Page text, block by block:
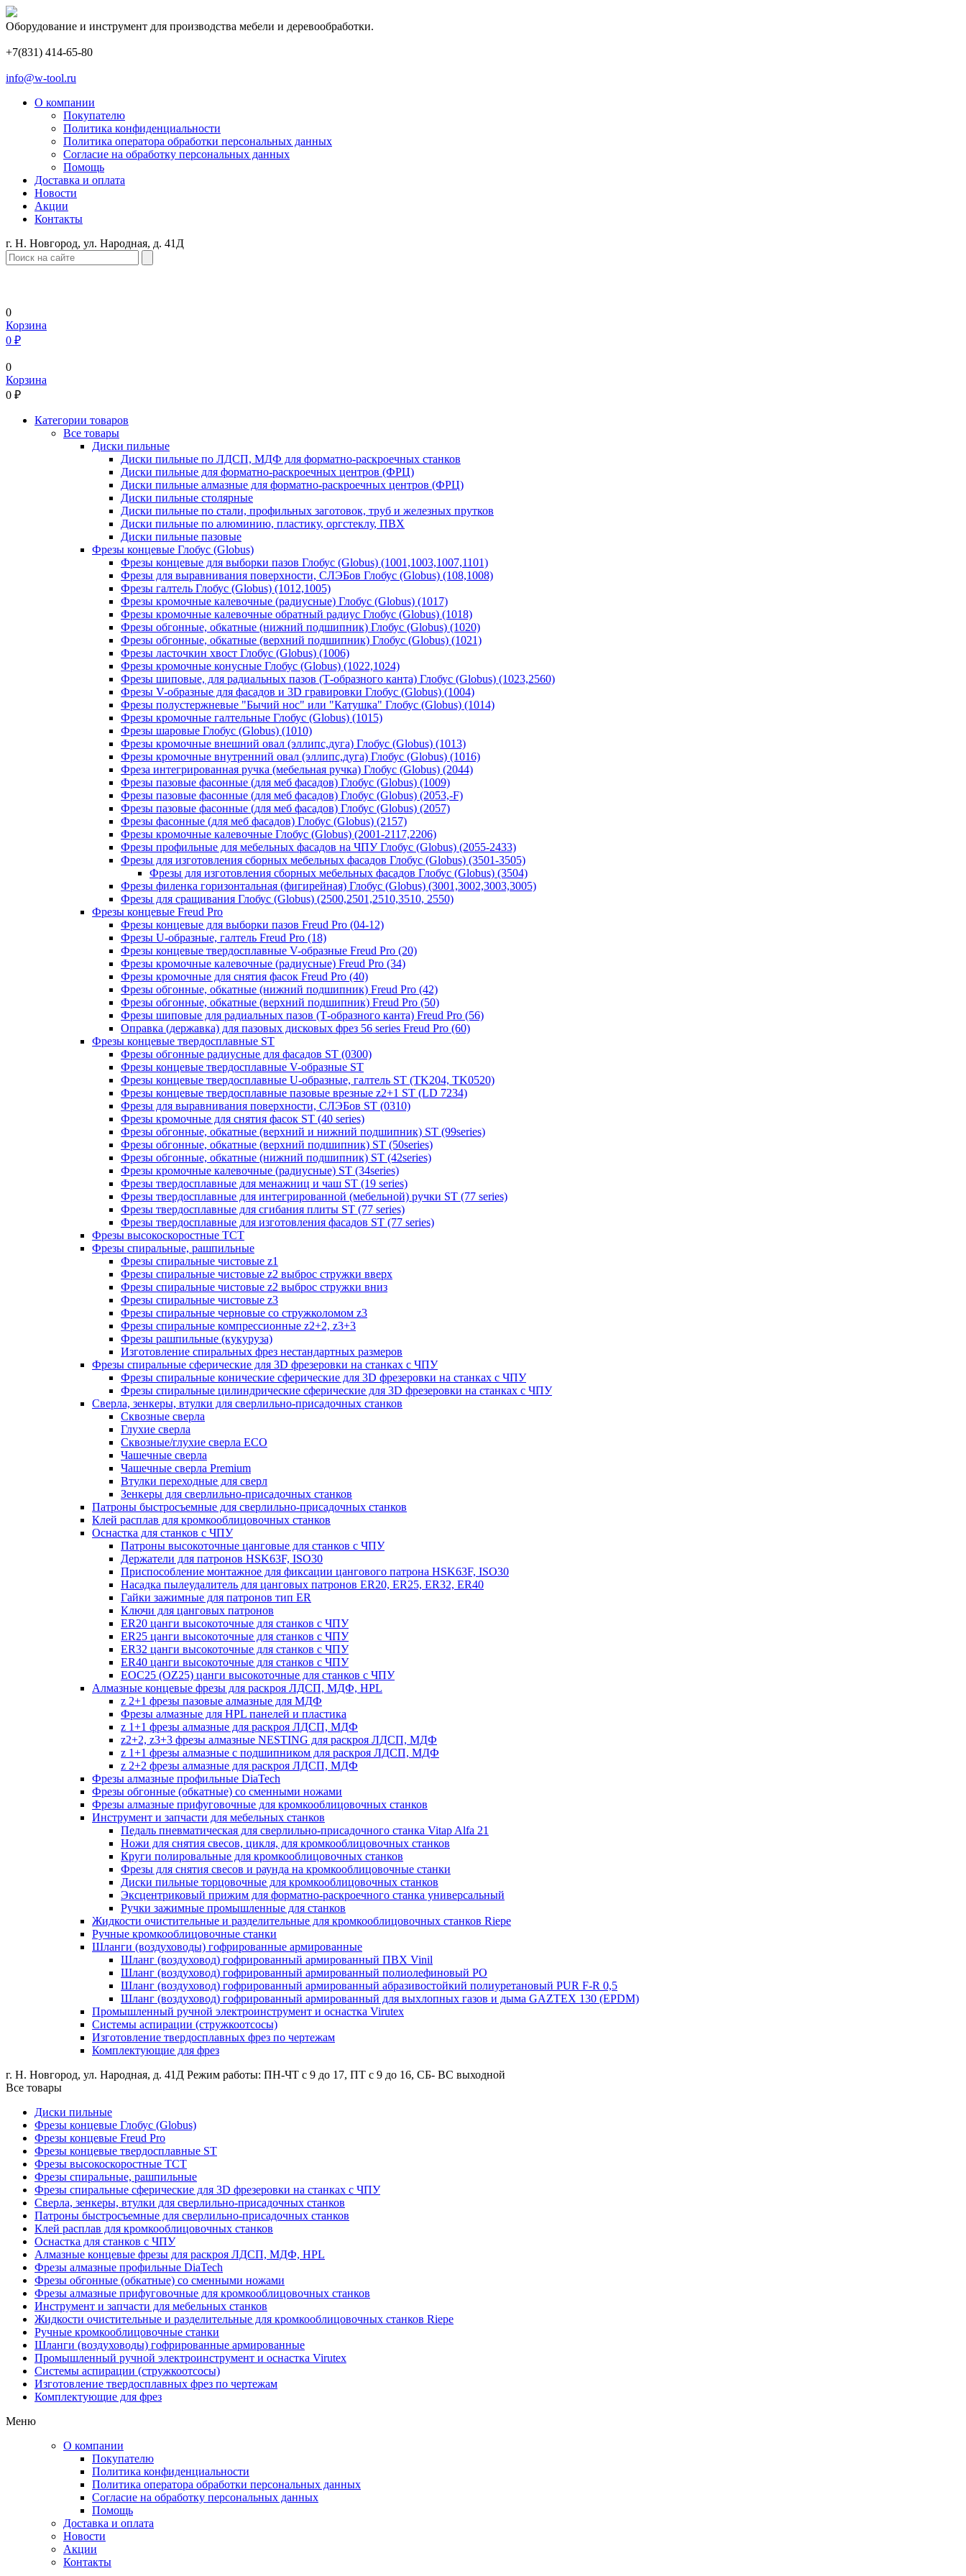
Оборудование и инструмент для производства мебели и деревообработки.
+7(831) 414-65-80
info@w-tool.ru
О компании
Покупателю
Политика конфиденциальности
Политика оператора обработки персональных данных
Согласие на обработку персональных данных
Помощь
Доставка и оплата
Новости
Акции
Контакты
г. Н. Новгород, ул. Народная, д. 41Д
0
Корзина
0 ₽
0
Корзина
0 ₽
Категории товаров
Все товары
Диски пильные
Диски пильные по ЛДСП, МДФ для форматно-раскроечных станков
Диски пильные для форматно-раскроечных центров (ФРЦ)
Диски пильные алмазные для форматно-раскроечных центров (ФРЦ)
Диски пильные столярные
Диски пильные по стали, профильных заготовок, труб и железных прутков
Диски пильные по алюминию, пластику, оргстеклу, ПВХ
Диски пильные пазовые
Фрезы концевые Глобус (Globus)
Фрезы концевые для выборки пазов Глобус (Globus) (1001,1003,1007,1101)
Фрезы для выравнивания поверхности, СЛЭБов Глобус (Globus) (108,1008)
Фрезы галтель Глобус (Globus) (1012,1005)
Фрезы кромочные калевочные (радиусные) Глобус (Globus) (1017)
Фрезы кромочные калевочные обратный радиус Глобус (Globus) (1018)
Фрезы обгонные, обкатные (нижний подшипник) Глобус (Globus) (1020)
Фрезы обгонные, обкатные (верхний подшипник) Глобус (Globus) (1021)
Фрезы ласточкин хвост Глобус (Globus) (1006)
Фрезы кромочные конусные Глобус (Globus) (1022,1024)
Фрезы шиповые, для радиальных пазов (Т-образного канта) Глобус (Globus) (1023,2560)
Фрезы V-образные для фасадов и 3D гравировки Глобус (Globus) (1004)
Фрезы полустержневые "Бычий нос" или "Катушка" Глобус (Globus) (1014)
Фрезы кромочные галтельные Глобус (Globus) (1015)
Фрезы шаровые Глобус (Globus) (1010)
Фрезы кромочные внешний овал (эллипс,дуга) Глобус (Globus) (1013)
Фрезы кромочные внутренний овал (эллипс,дуга) Глобус (Globus) (1016)
Фреза интегрированная ручка (мебельная ручка) Глобус (Globus) (2044)
Фрезы пазовые фасонные (для меб фасадов) Глобус (Globus) (1009)
Фрезы пазовые фасонные (для меб фасадов) Глобус (Globus) (2053,-F)
Фрезы пазовые фасонные (для меб фасадов) Глобус (Globus) (2057)
Фрезы фасонные (для меб фасадов) Глобус (Globus) (2157)
Фрезы кромочные калевочные Глобус (Globus) (2001-2117,2206)
Фрезы профильные для мебельных фасадов на ЧПУ Глобус (Globus) (2055-2433)
Фрезы для изготовления сборных мебельных фасадов Глобус (Globus) (3501-3505)
Фрезы для изготовления сборных мебельных фасадов Глобус (Globus) (3504)
Фрезы филенка горизонтальная (фигирейная) Глобус (Globus) (3001,3002,3003,3005)
Фрезы для сращивания Глобус (Globus) (2500,2501,2510,3510, 2550)
Фрезы концевые Freud Pro
Фрезы концевые для выборки пазов Freud Pro (04-12)
Фрезы U-образные, галтель Freud Pro (18)
Фрезы концевые твердосплавные V-образные Freud Pro (20)
Фрезы кромочные калевочные (радиусные) Freud Pro (34)
Фрезы кромочные для снятия фасок Freud Pro (40)
Фрезы обгонные, обкатные (нижний подшипник) Freud Pro (42)
Фрезы обгонные, обкатные (верхний подшипник) Freud Pro (50)
Фрезы шиповые для радиальных пазов (Т-образного канта) Freud Pro (56)
Оправка (державка) для пазовых дисковых фрез 56 series Freud Pro (60)
Фрезы концевые твердосплавные ST
Фрезы обгонные радиусные для фасадов ST (0300)
Фрезы концевые твердосплавные V-образные ST
Фрезы концевые твердосплавные U-образные, галтель ST (TK204, TK0520)
Фрезы концевые твердосплавные пазовые врезные z2+1 ST (LD 7234)
Фрезы для выравнивания поверхности, СЛЭБов ST (0310)
Фрезы кромочные для снятия фасок ST (40 series)
Фрезы обгонные, обкатные (верхний и нижний подшипник) ST (99series)
Фрезы обгонные, обкатные (верхний подшипник) ST (50series)
Фрезы обгонные, обкатные (нижний подшипник) ST (42series)
Фрезы кромочные калевочные (радиусные) ST (34series)
Фрезы твердосплавные для менажниц и чаш ST (19 series)
Фрезы твердосплавные для интегрированной (мебельной) ручки ST (77 series)
Фрезы твердосплавные для сгибания плиты ST (77 series)
Фрезы твердосплавные для изготовления фасадов ST (77 series)
Фрезы высокоскоростные ТСТ
Фрезы спиральные, рашпильные
Фрезы спиральные чистовые z1
Фрезы спиральные чистовые z2 выброс стружки вверх
Фрезы спиральные чистовые z2 выброс стружки вниз
Фрезы спиральные чистовые z3
Фрезы спиральные черновые со стружколомом z3
Фрезы спиральные компрессионные z2+2, z3+3
Фрезы рашпильные (кукуруза)
Изготовление спиральных фрез нестандартных размеров
Фрезы спиральные сферические для 3D фрезеровки на станках с ЧПУ
Фрезы спиральные конические сферические для 3D фрезеровки на станках с ЧПУ
Фрезы спиральные цилиндрические сферические для 3D фрезеровки на станках с ЧПУ
Сверла, зенкеры, втулки для сверлильно-присадочных станков
Сквозные сверла
Глухие сверла
Сквозные/глухие сверла ECO
Чашечные сверла
Чашечные сверла Premium
Втулки переходные для сверл
Зенкеры для сверлильно-присадочных станков
Патроны быстросъемные для сверлильно-присадочных станков
Клей расплав для кромкооблицовочных станков
Оснастка для станков с ЧПУ
Патроны высокоточные цанговые для станков с ЧПУ
Держатели для патронов HSK63F, ISO30
Приспособление монтажное для фиксации цангового патрона HSK63F, ISO30
Насадка пылеудалитель для цанговых патронов ER20, ER25, ER32, ER40
Гайки зажимные для патронов тип ER
Ключи для цанговых патронов
ER20 цанги высокоточные для станков с ЧПУ
ER25 цанги высокоточные для станков с ЧПУ
ER32 цанги высокоточные для станков с ЧПУ
ER40 цанги высокоточные для станков с ЧПУ
EOC25 (OZ25) цанги высокоточные для станков с ЧПУ
Алмазные концевые фрезы для раскроя ЛДСП, МДФ, HPL
z 2+1 фрезы пазовые алмазные для МДФ
Фрезы алмазные для HPL панелей и пластика
z 1+1 фрезы алмазные для раскроя ЛДСП, МДФ
z2+2, z3+3 фрезы алмазные NESTING для раскроя ЛДСП, МДФ
z 1+1 фрезы алмазные с подшипником для раскроя ЛДСП, МДФ
z 2+2 фрезы алмазные для раскроя ЛДСП, МДФ
Фрезы алмазные профильные DiaTech
Фрезы обгонные (обкатные) со сменными ножами
Фрезы алмазные прифуговочные для кромкооблицовочных станков
Инструмент и запчасти для мебельных станков
Педаль пневматическая для сверлильно-присадочного станка Vitap Alfa 21
Ножи для снятия свесов, цикля, для кромкооблицовочных станков
Круги полировальные для кромкооблицовочных станков
Фрезы для снятия свесов и раунда на кромкооблицовочные станки
Диски пильные торцовочные для кромкооблицовочных станков
Эксцентриковый прижим для форматно-раскроечного станка универсальный
Ручки зажимные промышленные для станков
Жидкости очистительные и разделительные для кромкооблицовочных станков Riepe
Ручные кромкооблицовочные станки
Шланги (воздуховоды) гофрированные армированные
Шланг (воздуховод) гофрированный армированный ПВХ Vinil
Шланг (воздуховод) гофрированный армированный полиолефиновый PO
Шланг (воздуховод) гофрированный армированный абразивостойкий полиуретановый PUR F-R 0,5
Шланг (воздуховод) гофрированный армированный для выхлопных газов и дыма GAZTEX 130 (EPDM)
Промышленный ручной электроинструмент и оснастка Virutex
Системы аспирации (стружкоотсосы)
Изготовление твердосплавных фрез по чертежам
Комплектующие для фрез
г. Н. Новгород, ул. Народная, д. 41Д Режим работы: ПН-ЧТ с 9 до 17, ПТ с 9 до 16, СБ- ВС выходной
Все товары
Диски пильные
Фрезы концевые Глобус (Globus)
Фрезы концевые Freud Pro
Фрезы концевые твердосплавные ST
Фрезы высокоскоростные ТСТ
Фрезы спиральные, рашпильные
Фрезы спиральные сферические для 3D фрезеровки на станках с ЧПУ
Сверла, зенкеры, втулки для сверлильно-присадочных станков
Патроны быстросъемные для сверлильно-присадочных станков
Клей расплав для кромкооблицовочных станков
Оснастка для станков с ЧПУ
Алмазные концевые фрезы для раскроя ЛДСП, МДФ, HPL
Фрезы алмазные профильные DiaTech
Фрезы обгонные (обкатные) со сменными ножами
Фрезы алмазные прифуговочные для кромкооблицовочных станков
Инструмент и запчасти для мебельных станков
Жидкости очистительные и разделительные для кромкооблицовочных станков Riepe
Ручные кромкооблицовочные станки
Шланги (воздуховоды) гофрированные армированные
Промышленный ручной электроинструмент и оснастка Virutex
Системы аспирации (стружкоотсосы)
Изготовление твердосплавных фрез по чертежам
Комплектующие для фрез
Меню
О компании
Покупателю
Политика конфиденциальности
Политика оператора обработки персональных данных
Согласие на обработку персональных данных
Помощь
Доставка и оплата
Новости
Акции
Контакты